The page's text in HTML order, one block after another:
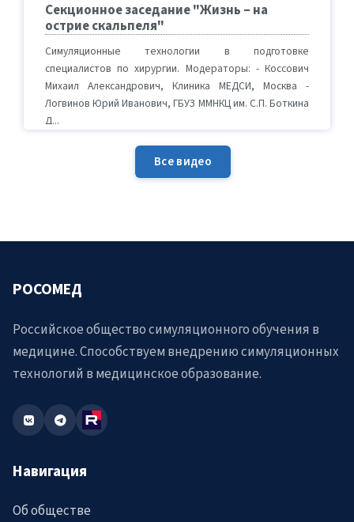
Секционное заседание "Жизнь – на
острие скальпеля"
Симуляционные технологии в подготовке
специалистов по хирургии. Модераторы: - Коссович
Михаил Александрович, Клиника МЕДСИ, Москва -
Логвинов Юрий Иванович, ГБУЗ ММНКЦ им. С.П. Боткина
Д...
Все видео
РОСОМЕД
Российское общество симуляционного обучения в
медицине. Способствуем внедрению симуляционных
технологий в медицинское образование.
Навигация
Об обществе